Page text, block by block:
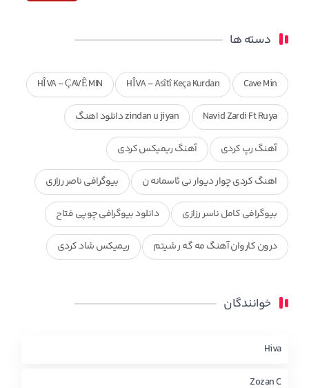
دسته ها
Cave Min
HÎVA - Asîtî Keça Kurdan
HÎVA - ÇAVÊ MIN
Navid Zardi Ft Ruya zindan u jiyan دانلود اهنگ
آهنگ رپ کردی آهنگ ریمیکس کردی
اهنگ کردی چوار دیوار نی ئاسمانه ن بیوگرافی ناصر رزازی
بیوگرافی کامل ناسر رزازی دانلود بیوگرافی چوپی فتاح
درون کاروان آهنگ مه گه ر شیتم ریمیکس شاد کردی
محمد جزا
چاو من
خوانندگان
Hiva
Zozan C